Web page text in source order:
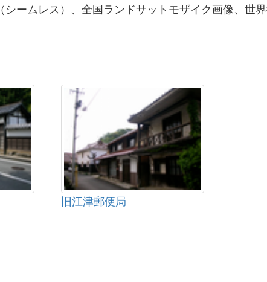
シームレス）、全国ランドサットモザイク画像、世
旧江津郵便局